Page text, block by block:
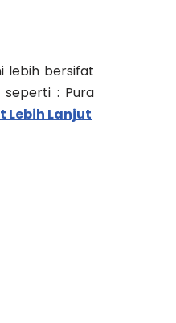
lebih bersifat
seperti : Pura
Lebih Lanjut